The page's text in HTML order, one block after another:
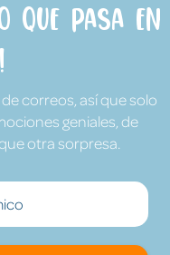
que pasa en
correos, así que solo
geniales, de
otra sorpresa.